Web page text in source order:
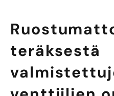
teräksestä